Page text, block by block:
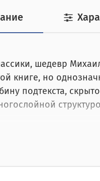
шедевр
книге, но
подтекста,